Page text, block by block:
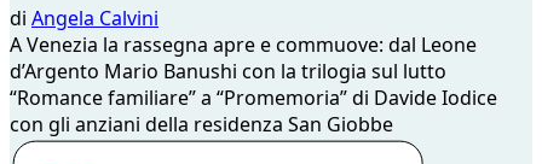
di Angela Calvini
A Venezia la rassegna apre e commuove: dal Leone
d’Argento Mario Banushi con la trilogia sul lutto
“Romance familiare” a “Promemoria” di Davide Iodice
con gli anziani della residenza San Giobbe